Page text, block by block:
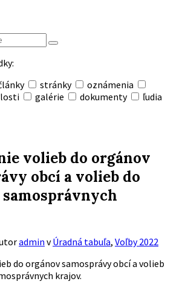
stránky
oznámenia
galérie dokumenty ľudia
volieb do orgánov
obcí a volieb do
admin vÚradná tabuľa, Voľby 2022
do orgánov samosprávy obcí a volieb
krajov.